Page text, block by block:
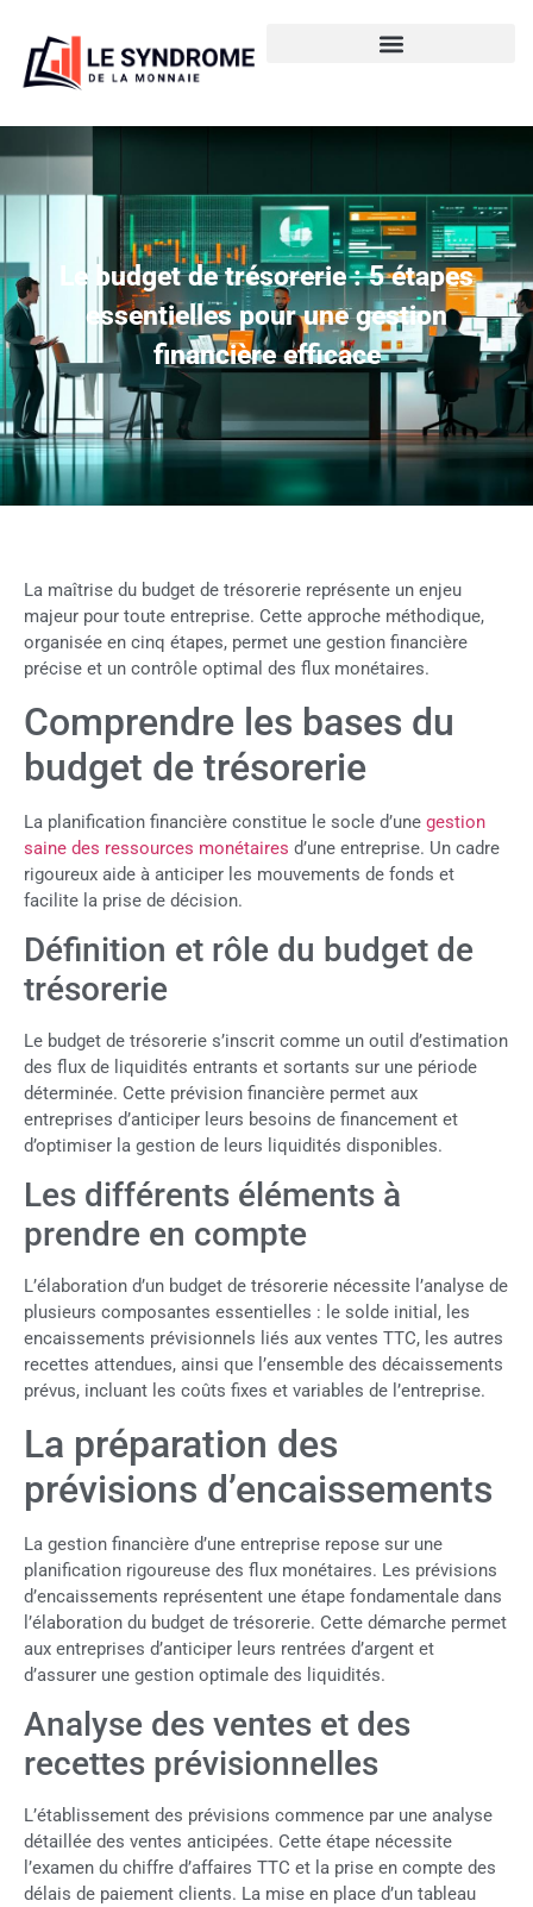
Le budget de trésorerie : 5 étapes
essentielles pour une gestion
financière efficace
La maîtrise du budget de trésorerie représente un enjeu
majeur pour toute entreprise. Cette approche méthodique,
organisée en cinq étapes, permet une gestion financière
précise et un contrôle optimal des flux monétaires.
Comprendre les bases du
budget de trésorerie
La planification financière constitue le socle d’une gestion
saine des ressources monétaires d’une entreprise. Un cadre
rigoureux aide à anticiper les mouvements de fonds et
facilite la prise de décision.
Définition et rôle du budget de
trésorerie
Le budget de trésorerie s’inscrit comme un outil d’estimation
des flux de liquidités entrants et sortants sur une période
déterminée. Cette prévision financière permet aux
entreprises d’anticiper leurs besoins de financement et
d’optimiser la gestion de leurs liquidités disponibles.
Les différents éléments à
prendre en compte
L’élaboration d’un budget de trésorerie nécessite l’analyse de
plusieurs composantes essentielles : le solde initial, les
encaissements prévisionnels liés aux ventes TTC, les autres
recettes attendues, ainsi que l’ensemble des décaissements
prévus, incluant les coûts fixes et variables de l’entreprise.
La préparation des
prévisions d’encaissements
La gestion financière d’une entreprise repose sur une
planification rigoureuse des flux monétaires. Les prévisions
d’encaissements représentent une étape fondamentale dans
l’élaboration du budget de trésorerie. Cette démarche permet
aux entreprises d’anticiper leurs rentrées d’argent et
d’assurer une gestion optimale des liquidités.
Analyse des ventes et des
recettes prévisionnelles
L’établissement des prévisions commence par une analyse
détaillée des ventes anticipées. Cette étape nécessite
l’examen du chiffre d’affaires TTC et la prise en compte des
délais de paiement clients. La mise en place d’un tableau